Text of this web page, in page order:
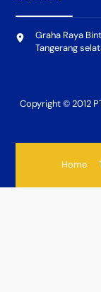
Graha Raya
Tangerang
Home
Copyright © 2012